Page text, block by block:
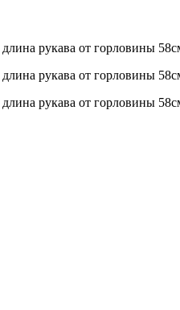
рукава от горловины
рукава от горловины
рукава от горловины